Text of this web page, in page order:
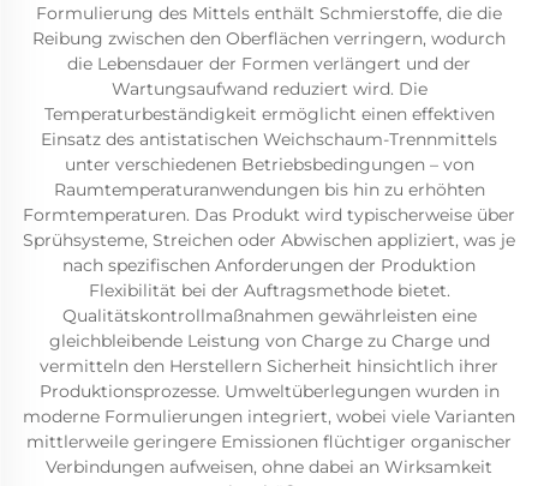
Formulierung des Mittels enthält Schmierstoffe, die die
Reibung zwischen den Oberflächen verringern, wodurch
die Lebensdauer der Formen verlängert und der
Wartungsaufwand reduziert wird. Die
Temperaturbeständigkeit ermöglicht einen effektiven
Einsatz des antistatischen Weichschaum-Trennmittels
unter verschiedenen Betriebsbedingungen – von
Raumtemperaturanwendungen bis hin zu erhöhten
Formtemperaturen. Das Produkt wird typischerweise über
Sprühsysteme, Streichen oder Abwischen appliziert, was je
nach spezifischen Anforderungen der Produktion
Flexibilität bei der Auftragsmethode bietet.
Qualitätskontrollmaßnahmen gewährleisten eine
gleichbleibende Leistung von Charge zu Charge und
vermitteln den Herstellern Sicherheit hinsichtlich ihrer
Produktionsprozesse. Umweltüberlegungen wurden in
moderne Formulierungen integriert, wobei viele Varianten
mittlerweile geringere Emissionen flüchtiger organischer
Verbindungen aufweisen, ohne dabei an Wirksamkeit